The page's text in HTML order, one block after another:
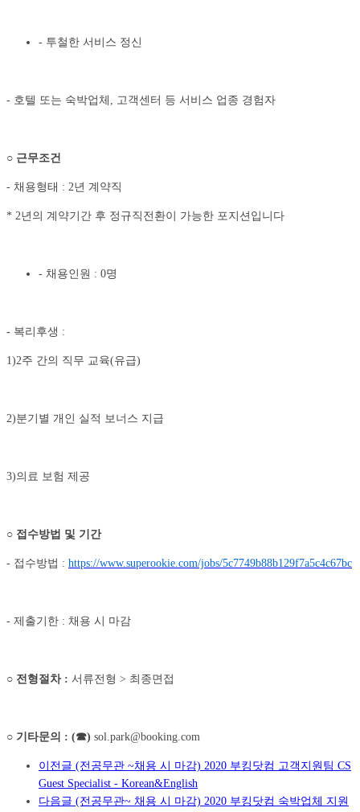
- 투철한 서비스 정신
- 호텔 또는 숙박업체, 고객센터 등 서비스 업종 경험자
○ 근무조건
- 채용형태 : 2년 계약직
* 2년의 계약기간 후 정규직전환이 가능한 포지션입니다
- 채용인원 : 0명
- 복리후생 :
1)2주 간의 직무 교육(유급)
2)분기별 개인 실적 보너스 지급
3)의료 보험 제공
○ 접수방법 및 기간
- 접수방법 : https://www.superookie.com/jobs/5c7749b88b129f7a5c4c67bc
- 제출기한 : 채용 시 마감
○ 전형절차 : 서류전형 > 최종면접
○ 기타문의 : (☎) sol.park@booking.com
이전글 (전공무관 ~채용 시 마감) 2020 부킹닷컴 고객지원팀 CS
Guest Specialist - Korean&English
다음글 (전공무관~ 채용 시 마감) 2020 부킹닷컴 숙박업체 지원